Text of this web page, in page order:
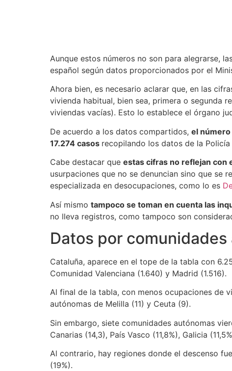
Aunque estos números no son para alegrarse,
español según datos proporcionados por el
Ahora bien, es necesario aclarar que, en las
vivienda habitual, bien sea, primera o segunda
viviendas vacías). Esto lo establece el órgano
De acuerdo a los datos compartidos, el
17.274 casos recopilando los datos de la
Cabe destacar que estas cifras no reflejan con
usurpaciones que no se denuncian sino que se
especializada en desocupaciones, como lo es
Así mismo tampoco se toman en cuenta las
no lleva registros, como tampoco son
Datos por
Cataluña, aparece en el tope de la tabla con
Comunidad Valenciana (1.640) y Madrid (1.516).
Al final de la tabla, con menos ocupaciones de
autónomas de Melilla (11) y Ceuta (9).
Sin embargo, siete comunidades autónomas
Canarias (14,3), País Vasco (11,8%), Galicia
Al contrario, hay regiones donde el descenso
(19%).